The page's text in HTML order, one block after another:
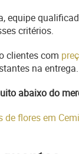
equipe
critérios.
clientes com
na
abaixo do
de flores em